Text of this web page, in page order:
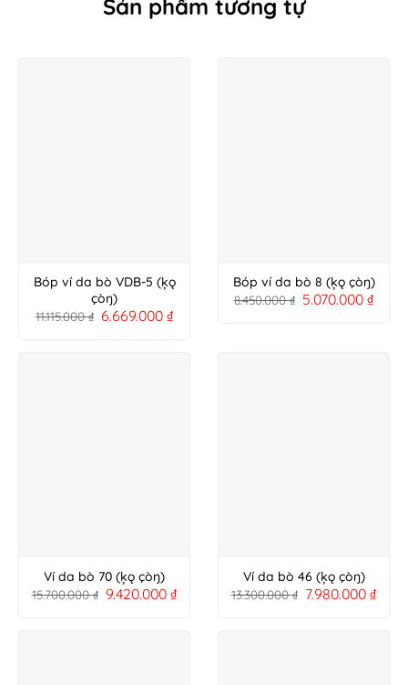
Sản phẩm tương tự
Bóp ví da bò VDB-5 (ķǫ
çòŋ)
11.115.000₫ 6.669.000₫
Bóp ví da bò 8 (ķǫ çòŋ)
8.450.000₫ 5.070.000₫
Ví da bò 70 (ķǫ çòŋ)
15.700.000₫ 9.420.000₫
Ví da bò 46 (ķǫ çòŋ)
13.300.000₫ 7.980.000₫